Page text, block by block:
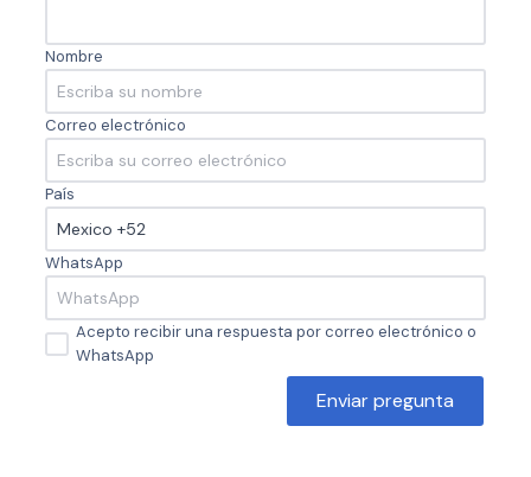
Nombre
Correo electrónico
País
WhatsApp
Acepto recibir una respuesta por correo electrónico o
WhatsApp
Enviar pregunta